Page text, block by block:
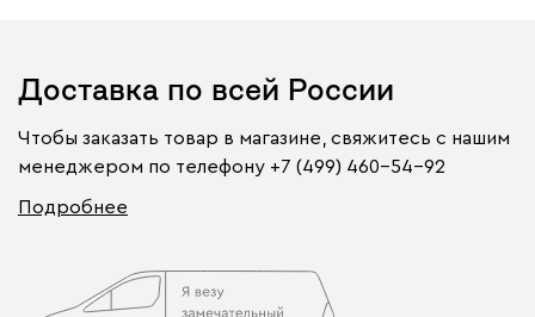
Доставка по всей России
Чтобы заказать товар в магазине, свяжитесь с нашим
менеджером по телефону +7 (499) 460-54-92
Подробнее